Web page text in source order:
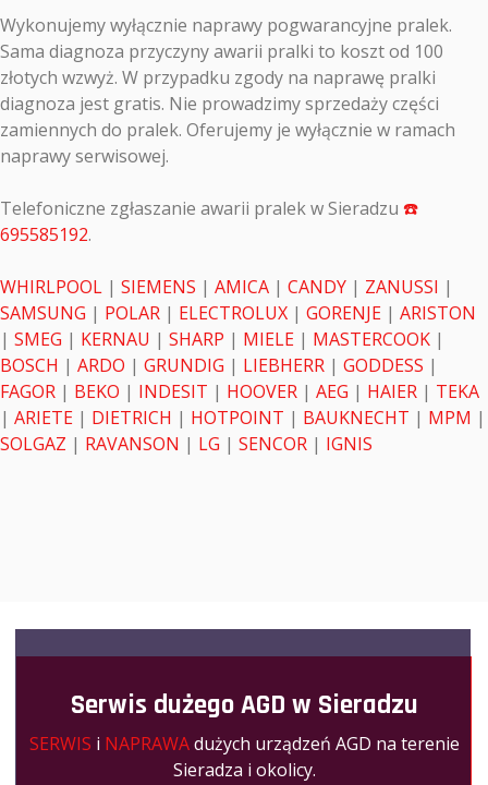
Wykonujemy wyłącznie naprawy pogwarancyjne pralek.
Sama diagnoza przyczyny awarii pralki to koszt od 100
złotych wzwyż. W przypadku zgody na naprawę pralki
diagnoza jest gratis. Nie prowadzimy sprzedaży części
zamiennych do pralek. Oferujemy je wyłącznie w ramach
naprawy serwisowej.
Telefoniczne zgłaszanie awarii pralek w Sieradzu ☎️
695585192.
WHIRLPOOL | SIEMENS | AMICA | CANDY | ZANUSSI |
SAMSUNG | POLAR | ELECTROLUX | GORENJE | ARISTON
| SMEG | KERNAU | SHARP | MIELE | MASTERCOOK |
BOSCH | ARDO | GRUNDIG | LIEBHERR | GODDESS |
FAGOR | BEKO | INDESIT | HOOVER | AEG | HAIER | TEKA
| ARIETE | DIETRICH | HOTPOINT | BAUKNECHT | MPM |
SOLGAZ | RAVANSON | LG | SENCOR | IGNIS
Serwis dużego AGD w Sieradzu
SERWIS i NAPRAWAdużych urządzeń AGD na terenie
Sieradza i okolicy.